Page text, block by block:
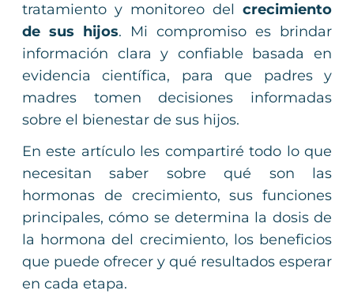
tratamiento y monitoreo del crecimiento
de sus hijos. Mi compromiso es brindar
información clara y confiable basada en
evidencia científica, para que padres y
madres tomen decisiones informadas
sobre el bienestar de sus hijos.
En este artículo les compartiré todo lo que
necesitan saber sobre qué son las
hormonas de crecimiento, sus funciones
principales, cómo se determina la dosis de
la hormona del crecimiento, los beneficios
que puede ofrecer y qué resultados esperar
en cada etapa.